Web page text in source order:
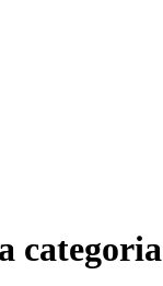
categoria